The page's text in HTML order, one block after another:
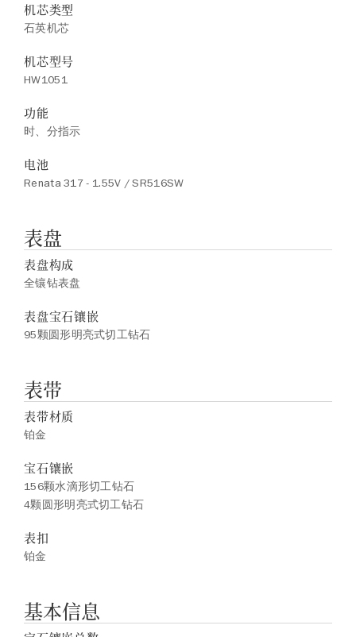
机芯类型
石英机芯
机芯型号
HW1051
功能
时、分指示
电池
Renata 317 - 1.55V / SR516SW
表盘
表盘构成
全镶钻表盘
表盘宝石镶嵌
95颗圆形明亮式切工钻石
表带
表带材质
铂金
宝石镶嵌
156颗水滴形切工钻石
4颗圆形明亮式切工钻石
表扣
铂金
基本信息